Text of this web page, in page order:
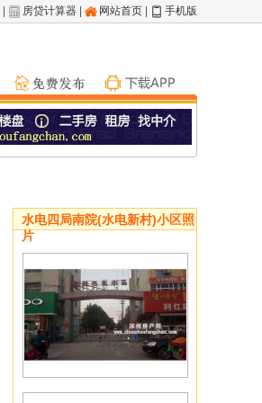
房贷计算器 网站首页 手机版
水电四局南院(水电新村)小区照
片